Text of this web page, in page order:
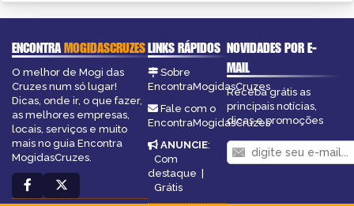
ENCONTRAMOGIDASCRUZES
O melhor de Mogi das
Cruzes num só lugar!
Dicas, onde ir, o que fazer,
as melhores empresas,
locais, serviços e muito
mais no guia Encontra
MogidasCruzes.
LINKS RÁPIDOS
Sobre
EncontraMogidasCruzes
Fale com o
EncontraMogidasCruzes
ANUNCIE:
Com
destaque |
Grátis
NOVIDADES POR E-
MAIL
Receba grátis as
principais notícias,
dicas e promoções